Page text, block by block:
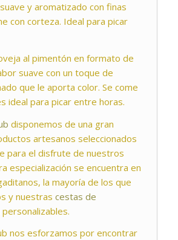
y aromatizado con finas
con corteza. Ideal para picar
al pimentón en formato de
suave con un toque de
que le aporta color. Se come
ideal para picar entre horas.
disponemos de una gran
artesanos seleccionados
para el disfrute de nuestros
especialización se encuentra en
la mayoría de los que
y nuestras cestas de
nos esforzamos por encontrar